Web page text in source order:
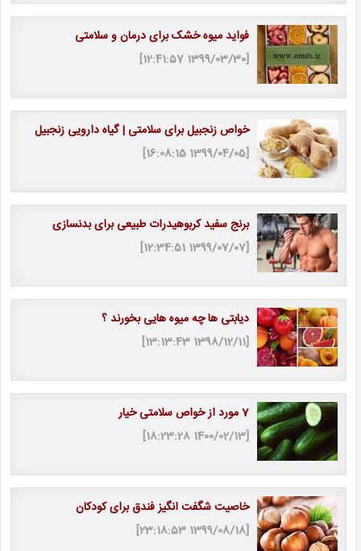
فواید میوه خشک برای درمان و سلامتی
[1399/03/30 12:41:57]
خواص زنجبیل برای سلامتی | گیاه دارویی زنجبیل
[1399/04/05 16:08:15]
برنج سفید کربوهیدرات طبیعی برای بدنسازی
[1399/07/07 12:34:51]
دیابتی ها چه میوه هایی بخورند ؟
[1398/12/11 13:13:43]
7 مورد از خواص سلامتی خیار
[1400/02/13 18:23:28]
خاصیت شگفت انگیز فندق برای کودکان
[1399/08/18 23:18:53]